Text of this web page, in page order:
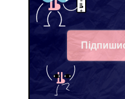
Telegram